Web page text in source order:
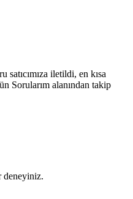
iletildi, en kısa
Sorularım alanından takip
deneyiniz.